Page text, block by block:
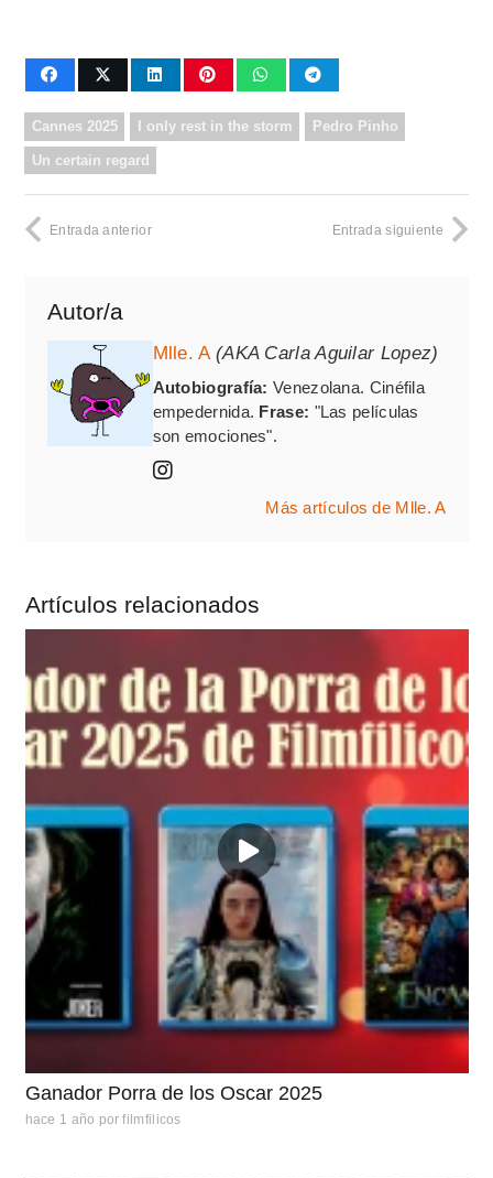
Cannes 2025 I only rest in the storm Pedro Pinho
Un certain regard
Entrada anterior Entrada siguiente
Autor/a
Mlle. A (AKA Carla Aguilar Lopez)
Autobiografía: Venezolana. Cinéfila
empedernida. Frase: "Las películas
son emociones".
Más artículos de Mlle. A
Artículos relacionados
Ganador Porra de los Oscar 2025
hace 1 año por filmfilicos